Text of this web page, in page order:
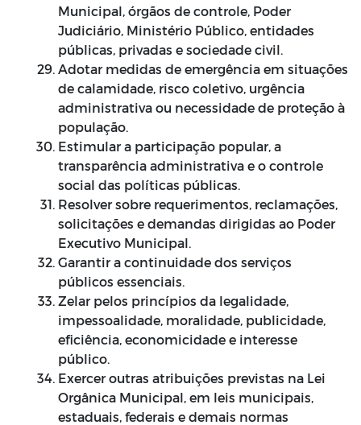
Municipal, órgãos de controle, Poder
Judiciário, Ministério Público, entidades
públicas, privadas e sociedade civil.
Adotar medidas de emergência em situações
de calamidade, risco coletivo, urgência
administrativa ou necessidade de proteção à
população.
Estimular a participação popular, a
transparência administrativa e o controle
social das políticas públicas.
Resolver sobre requerimentos, reclamações,
solicitações e demandas dirigidas ao Poder
Executivo Municipal.
Garantir a continuidade dos serviços
públicos essenciais.
Zelar pelos princípios da legalidade,
impessoalidade, moralidade, publicidade,
eficiência, economicidade e interesse
público.
Exercer outras atribuições previstas na Lei
Orgânica Municipal, em leis municipais,
estaduais, federais e demais normas